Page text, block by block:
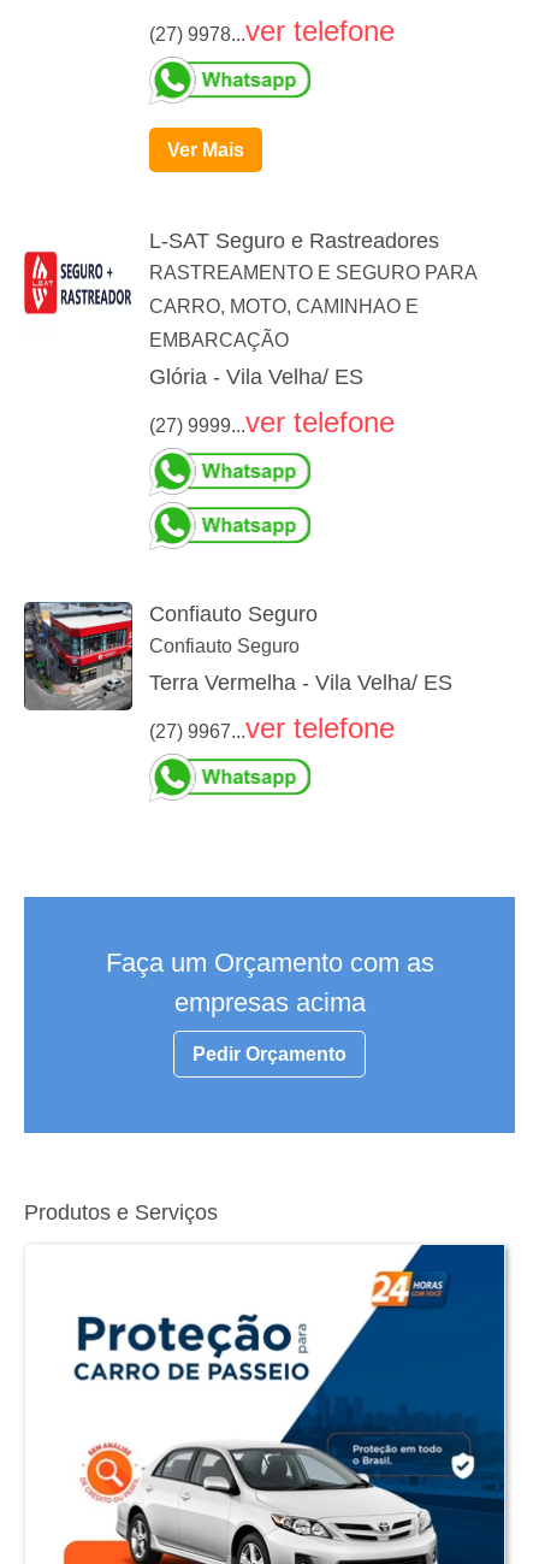
(27) 9978...ver telefone
Ver Mais
L-SAT Seguro e Rastreadores
RASTREAMENTO E SEGURO PARA
CARRO, MOTO, CAMINHAO E
EMBARCAÇÃO
Glória - Vila Velha/ ES
(27) 9999...ver telefone
Confiauto Seguro
Confiauto Seguro
Terra Vermelha - Vila Velha/ ES
(27) 9967...ver telefone
Faça um Orçamento com as
empresas acima
Pedir Orçamento
Produtos e Serviços